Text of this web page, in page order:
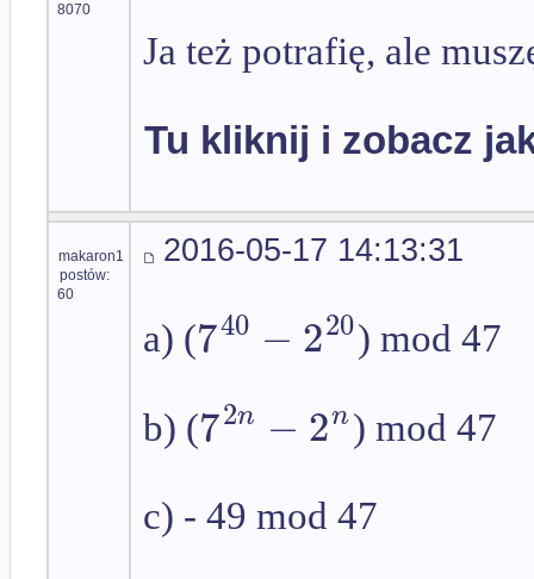
8070
Ja też potrafię, ale
Tu kliknij i zobacz
makaron1
postów:
60
2016-05-17 14:13:31
a) (740 − 220) mod 47
b) (72n − 2n) mod 47
c) - 49 mod 47